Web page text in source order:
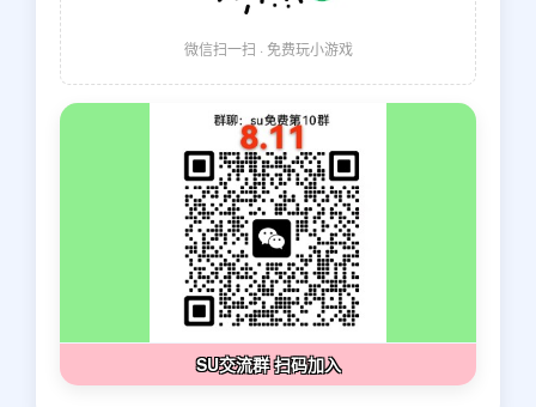
微信扫一扫 · 免费玩小游戏
SU交流群 扫码加入